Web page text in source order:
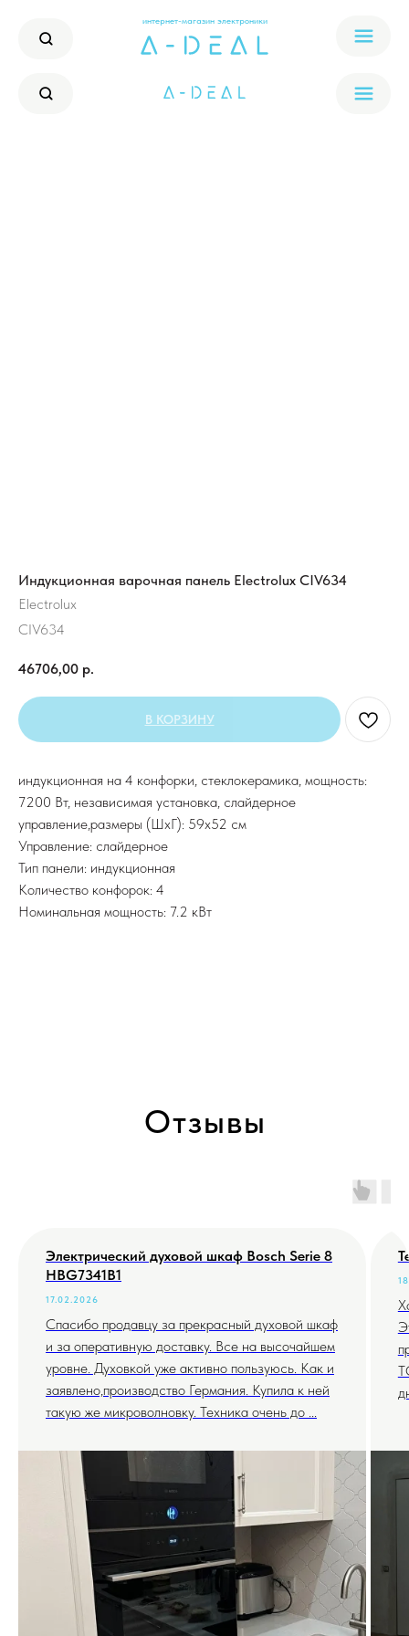
интернет-магазин электроники
Индукционная варочная панель Electrolux CIV634
Electrolux
CIV634
46706,00 р.
В КОРЗИНУ
индукционная на 4 конфорки, cтеклокерамика, мощность:
7200 Вт, независимая установка, слайдерное
управление,размеры (ШхГ): 59x52 см
Управление: слайдерное
Тип панели: индукционная
Количество конфорок: 4
Номинальная мощность: 7.2 кВт
Отзывы
Электрический духовой шкаф Bosch Serie 8
HBG7341B1
17.02.2026
Спасибо продавцу за прекрасный духовой шкаф
и за оперативную доставку. Все на высочайшем
уровне. Духовкой уже активно пользуюсь. Как и
заявлено,производство Германия. Купила к ней
такую же микроволновку. Техника очень до ...